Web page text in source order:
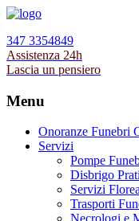
347 3354849
Assistenza 24h
Lascia un pensiero
Menu
Onoranze Funebri
Servizi
Pompe
Disbrigo
Servizi
Trasporti